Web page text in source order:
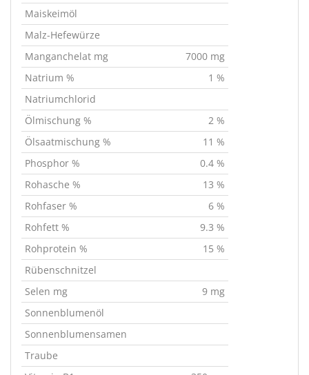
Maiskeimöl
Malz-Hefewürze
Manganchelat mg
7000 mg
Natrium %
1 %
Natriumchlorid
Ölmischung %
2 %
Ölsaatmischung %
11 %
Phosphor %
0.4 %
Rohasche %
13 %
Rohfaser %
6 %
Rohfett %
9.3 %
Rohprotein %
15 %
Rübenschnitzel
Selen mg
9 mg
Sonnenblumenöl
Sonnenblumensamen
Traube